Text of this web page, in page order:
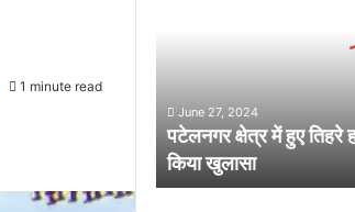
1 minute read
दून
पुलिस
किया
June 27, 2024
पटेलनगर क्षेत्र में हुए
किया खुलासा